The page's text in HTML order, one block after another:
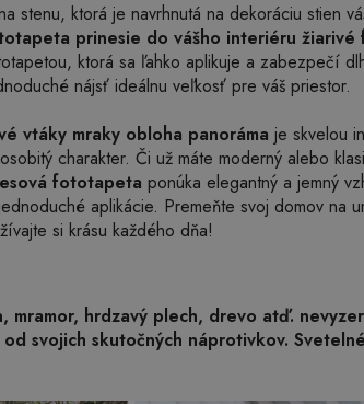
stenu, ktorá je navrhnutá na dekoráciu stien
prinesie do vášho interiéru žiarivé
ktorá sa ľahko aplikuje a zabezpečí
nájsť ideálnu veľkosť pre váš priestor.
vtáky mraky obloha panoráma je skvelou
charakter. Či už máte moderný alebo
fototapeta ponúka elegantný a jemný
aplikácie. Premeňte svoj domov na
si krásu každého dňa!
hrdzavý plech, drevo atď.
svojich skutočných náprotivkov.